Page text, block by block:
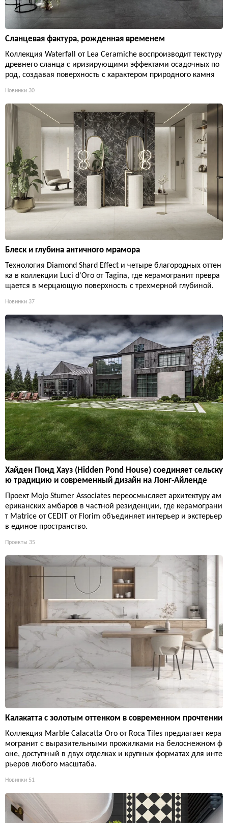
Сланцевая фактура, рожденная временем
Коллекция Waterfall от Lea Ceramiche воспроизводит текстуру
древнего сланца с иризирующими эффектами осадочных по
род, создавая поверхность с характером природного камня
Новинки 30
Блеск и глубина античного мрамора
Технология Diamond Shard Effect и четыре благородных оттен
ка в коллекции Luci d'Oro от Tagina, где керамогранит превра
щается в мерцающую поверхность с трехмерной глубиной.
Новинки 37
Хайден Понд Хауз (Hidden Pond House) соединяет сельску
ю традицию и современный дизайн на Лонг-Айленде
Проект Mojo Stumer Associates переосмысляет архитектуру ам
ериканских амбаров в частной резиденции, где керамограни
т Matrice от CEDIT от Florim объединяет интерьер и экстерьер
в единое пространство.
Проекты 35
Калакатта с золотым оттенком в современном прочтении
Коллекция Marble Calacatta Oro от Roca Tiles предлагает кера
могранит с выразительными прожилками на белоснежном ф
оне, доступный в двух отделках и крупных форматах для инте
рьеров любого масштаба.
Новинки 51